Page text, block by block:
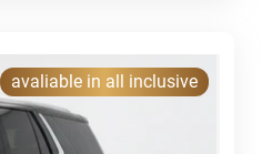
avaliable in all inclusive